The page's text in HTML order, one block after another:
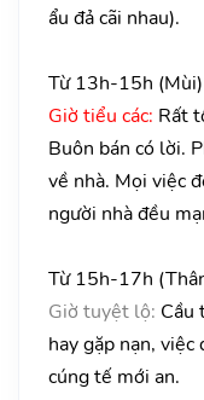
ẩu đả cãi nhau).
Từ 13h-15h
Giờ tiểu các: Rất
Buôn bán có lời.
về nhà. Mọi việc
người nhà đều
Từ 15h-17h
Giờ tuyệt lộ: Cầu
hay gặp nạn,
cúng tế mới an.